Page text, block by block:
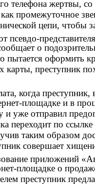
телефона жертвы,
как промежуточное
цепи, чтобы
псевдо-
о
пытается оформить
карты, преступник
когда преступник,
площадке и в
и уже отправил
переходит по
таким образом
совершает
приложений
площадке о
преступник